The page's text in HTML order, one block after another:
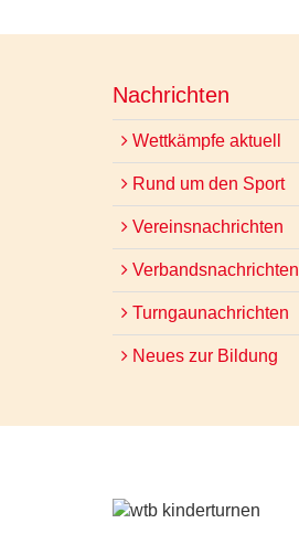
Nachrichten
Wettkämpfe aktuell
Rund um den Sport
Vereinsnachrichten
Verbandsnachrichten
Turngaunachrichten
Neues zur Bildung